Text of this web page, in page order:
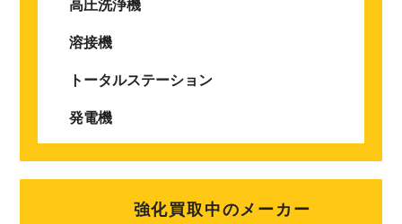
高圧洗浄機
溶接機
トータルステーション
発電機
強化買取中のメーカー